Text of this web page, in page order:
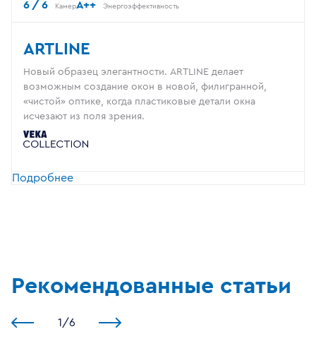
6 / 6 КамерA++ Энергоэффективность
ARTLINE
Новый образец элегантности. ARTLINE делает
возможным создание окон в новой, филигранной,
«чистой» оптике, когда пластиковые детали окна
исчезают из поля зрения.
Подробнее
Рекомендованные статьи
1 /6